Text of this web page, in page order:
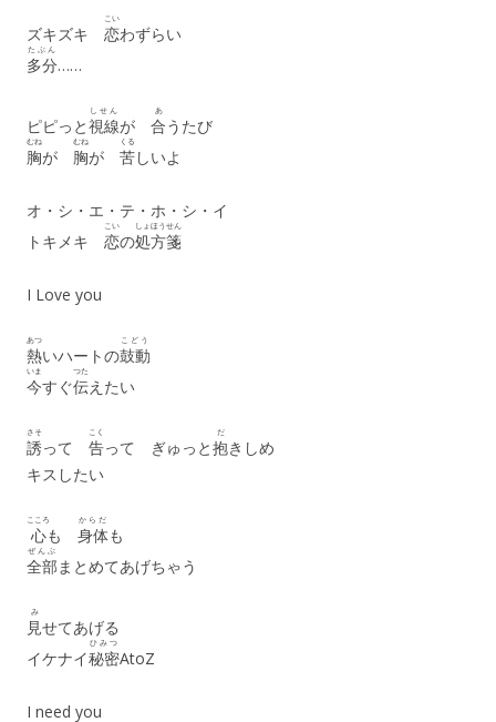
ズキズキ 恋
こい
わずらい
多分
たぶん
……
ピピっと視線
しせん
が 合
あ
うたび
胸
むね
が 胸
むね
が 苦
くる
しいよ
オ・シ・エ・テ・ホ・シ・イ
トキメキ 恋
こい
の処方箋
しょほうせん
I Love you
熱
あつ
いハートの鼓動
こどう
今
いま
すぐ伝
つた
えたい
誘
さそ
って 告
こく
って ぎゅっと抱
だ
きしめ
キスしたい
心
こころ
も 身体
からだ
も
全部
ぜんぶ
まとめてあげちゃう
見
み
せてあげる
イケナイ秘密
ひみつ
AtoZ
I need you